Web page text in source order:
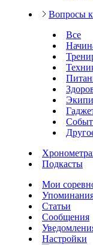
Вопросы
Все
Подкасты
Мои
Статьи
Сообщения
Настройки